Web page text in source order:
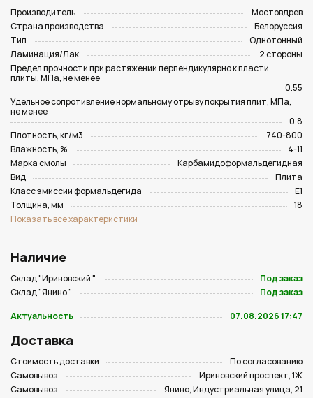
Производитель
Мостовдрев
Страна производства
Белоруссия
Тип
Однотонный
Ламинация/Лак
2 стороны
Предел прочности при растяжении перпендикулярно к пласти
плиты, МПа, не менее
0.55
Удельное сопротивление нормальному отрыву покрытия плит, МПа,
не менее
0.8
Плотность, кг/м3
740-800
Влажность, %
4-11
Марка смолы
Карбамидоформальдегидная
Вид
Плита
Класс эмиссии формальдегида
Е1
Толщина, мм
18
Показать все характеристики
Наличие
Склад "Ириновский "
Под заказ
Склад "Янино "
Под заказ
Актуальность
07.08.2026 17:47
Доставка
Стоимость доставки
По согласованию
Самовывоз
Ириновский проспект, 1Ж
Самовывоз
Янино, Индустриальная улица, 21